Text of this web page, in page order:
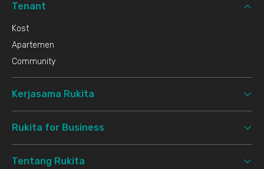
Tenant
Kost
Apartemen
Community
Kerjasama Rukita
Rukita for Business
Tentang Rukita